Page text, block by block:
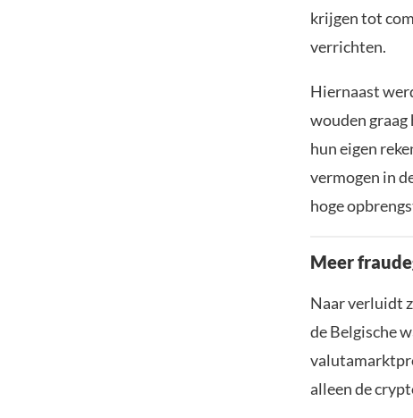
krijgen tot
verrichten.
Hiernaast
wouden graag
hun eigen
vermogen in
hoge
Meer
Naar verluidt
de Belgische
alleen de